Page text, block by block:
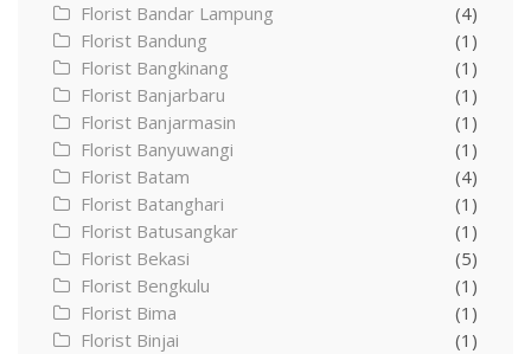
Florist Bandar Lampung
(4)
Florist Bandung
(1)
Florist Bangkinang
(1)
Florist Banjarbaru
(1)
Florist Banjarmasin
(1)
Florist Banyuwangi
(1)
Florist Batam
(4)
Florist Batanghari
(1)
Florist Batusangkar
(1)
Florist Bekasi
(5)
Florist Bengkulu
(1)
Florist Bima
(1)
Florist Binjai
(1)